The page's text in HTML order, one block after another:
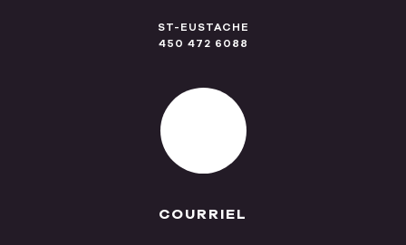
ST-EUSTACHE
450 472 6088
COURRIEL